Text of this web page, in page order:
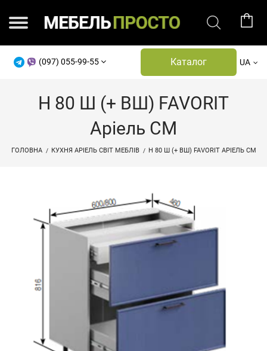
(097) 055-99-55 Каталог UA
Н 80 Ш (+ ВШ) FAVORIT
Аріель СМ
ГОЛОВНА КУХНЯ АРІЕЛЬ СВІТ МЕБЛІВ Н 80 Ш (+ ВШ) FAVORIT АРІЕЛЬ СМ